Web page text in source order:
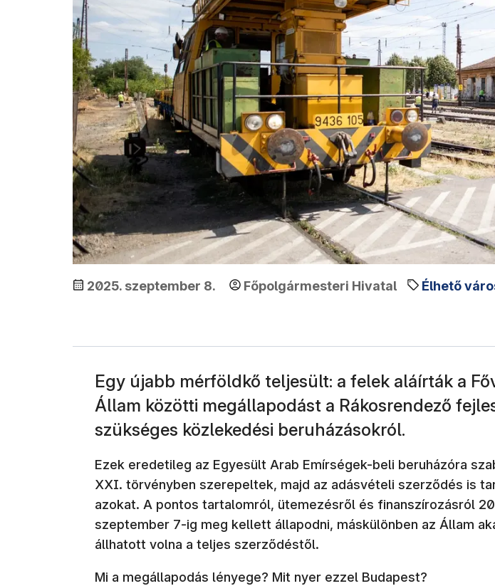
2025. szeptember 8. Főpolgármesteri Hivatal Élhető
Egy újabb mérföldkő teljesült: a felek aláírták a
Állam közötti megállapodást a Rákosrendező
szükséges közlekedési beruházásokról.
Ezek eredetileg az Egyesült Arab Emírségek-beli beruházóra
XXI. törvényben szerepeltek, majd az adásvételi szerződés is
azokat. A pontos tartalomról, ütemezésről és finanszírozásról
szeptember 7-ig meg kellett állapodni, máskülönben az Állam
állhatott volna a teljes szerződéstől.
Mi a megállapodás lényege? Mit nyer ezzel Budapest?